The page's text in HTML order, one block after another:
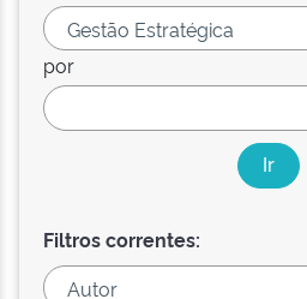
por
Filtros correntes: